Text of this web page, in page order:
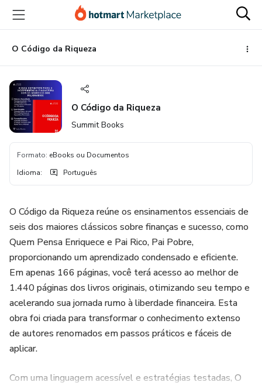
para
conteúdo
principal
para
pagamento
para
rodapé
O Código da Riqueza
O Código da Riqueza
Summit Books
Formato: eBooks ou Documentos
Idioma: Português
O Código da Riqueza reúne os ensinamentos essenciais de
seis dos maiores clássicos sobre finanças e sucesso, como
Quem Pensa Enriquece e Pai Rico, Pai Pobre,
proporcionando um aprendizado condensado e eficiente.
Em apenas 166 páginas, você terá acesso ao melhor de
1.440 páginas dos livros originais, otimizando seu tempo e
acelerando sua jornada rumo à liberdade financeira. Esta
obra foi criada para transformar o conhecimento extenso
de autores renomados em passos práticos e fáceis de
aplicar.
Com uma linguagem acessível e estratégias testadas, O